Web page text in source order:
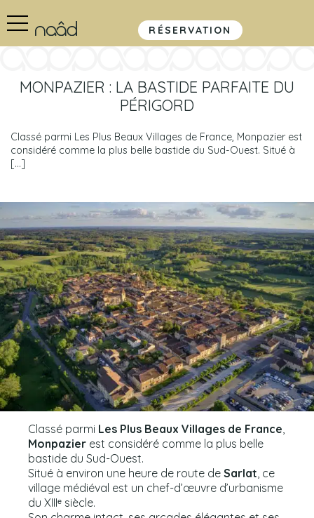
RÉSERVATION
MONPAZIER : LA BASTIDE PARFAITE DU
PÉRIGORD
Classé parmi Les Plus Beaux Villages de France, Monpazier est
considéré comme la plus belle bastide du Sud-Ouest. Situé à
[…]
Classé parmi Les Plus Beaux Villages de France,
Monpazierest considéré comme la plus belle
bastide du Sud-Ouest.
Situé à environ une heure de route de Sarlat, ce
village médiéval est un chef-d’œuvre d’urbanisme
du XIIIᵉ siècle.